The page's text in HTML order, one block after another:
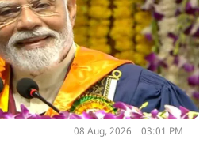
08 Aug, 2026 03:01 PM